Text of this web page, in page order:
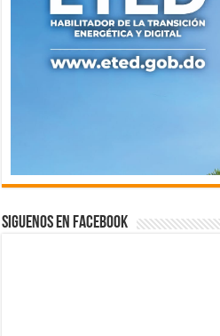
Siguenos en Facebook